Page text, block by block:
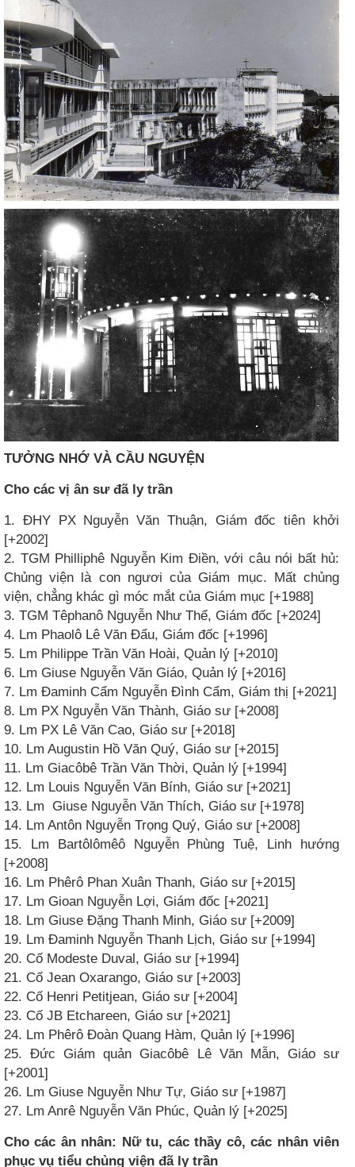
TƯỞNG NHỚ VÀ CẦU NGUYỆN
Cho các vị ân sư đã ly trần
1. ĐHY PX Nguyễn Văn Thuận, Giám đốc tiên khởi
[+2002]
2. TGM Philliphê Nguyễn Kim Điền, với câu nói bất hủ:
Chủng viện là con ngươi của Giám mục. Mất chủng
viện, chẳng khác gì móc mắt của Giám mục [+1988]
3. TGM Têphanô Nguyễn Như Thể, Giám đốc [+2024]
4. Lm Phaolô Lê Văn Đẩu, Giám đốc [+1996]
5. Lm Philippe Trần Văn Hoài, Quản lý [+2010]
6. Lm Giuse Nguyễn Văn Giáo, Quản lý [+2016]
7. Lm Đaminh Cẩm Nguyễn Đình Cẩm, Giám thị [+2021]
8. Lm PX Nguyễn Văn Thành, Giáo sư [+2008]
9. Lm PX Lê Văn Cao, Giáo sư [+2018]
10. Lm Augustin Hồ Văn Quý, Giáo sư [+2015]
11. Lm Giacôbê Trần Văn Thời, Quản lý [+1994]
12. Lm Louis Nguyễn Văn Bính, Giáo sư [+2021]
13. Lm Giuse Nguyễn Văn Thích, Giáo sư [+1978]
14. Lm Antôn Nguyễn Trọng Quý, Giáo sư [+2008]
15. Lm Bartôlômêô Nguyễn Phùng Tuệ, Linh hướng
[+2008]
16. Lm Phêrô Phan Xuân Thanh, Giáo sư [+2015]
17. Lm Gioan Nguyễn Lợi, Giám đốc [+2021]
18. Lm Giuse Đặng Thanh Minh, Giáo sư [+2009]
19. Lm Đaminh Nguyễn Thanh Lịch, Giáo sư [+1994]
20. Cố Modeste Duval, Giáo sư [+1994]
21. Cố Jean Oxarango, Giáo sư [+2003]
22. Cố Henri Petitjean, Giáo sư [+2004]
23. Cố JB Etchareen, Giáo sư [+2021]
24. Lm Phêrô Đoàn Quang Hàm, Quản lý [+1996]
25. Đức Giám quản Giacôbê Lê Văn Mẫn, Giáo sư
[+2001]
26. Lm Giuse Nguyễn Như Tự, Giáo sư [+1987]
27. Lm Anrê Nguyễn Văn Phúc, Quản lý [+2025]
Cho các ân nhân: Nữ tu, các thầy cô, các nhân viên
phục vụ tiểu chủng viện đã ly trần